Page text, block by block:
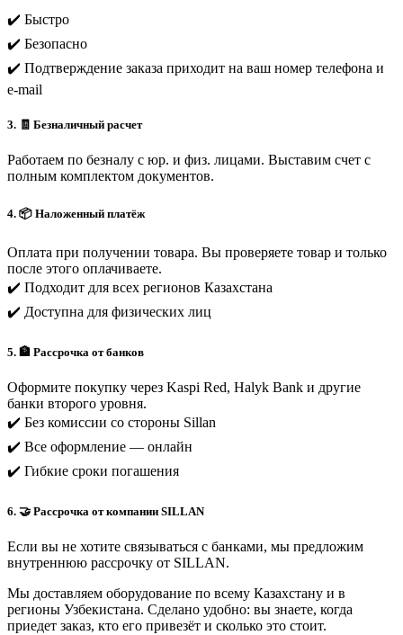
✔️ Быстро
✔️ Безопасно
✔️ Подтверждение заказа приходит на ваш номер телефона и
e-mail
3. 🧾 Безналичный расчет
Работаем по безналу с юр. и физ. лицами. Выставим счет с
полным комплектом документов.
4. 📦 Наложенный платёж
Оплата при получении товара. Вы проверяете товар и только
после этого оплачиваете.
✔️ Подходит для всех регионов Казахстана
✔️ Доступна для физических лиц
5. 🏦 Рассрочка от банков
Оформите покупку через Kaspi Red, Halyk Bank и другие
банки второго уровня.
✔️ Без комиссии со стороны Sillan
✔️ Все оформление — онлайн
✔️ Гибкие сроки погашения
6. 🤝 Рассрочка от компании SILLAN
Если вы не хотите связываться с банками, мы предложим
внутреннюю рассрочку от SILLAN.
Мы доставляем оборудование по всему Казахстану и в
регионы Узбекистана. Сделано удобно: вы знаете, когда
приедет заказ, кто его привезёт и сколько это стоит.